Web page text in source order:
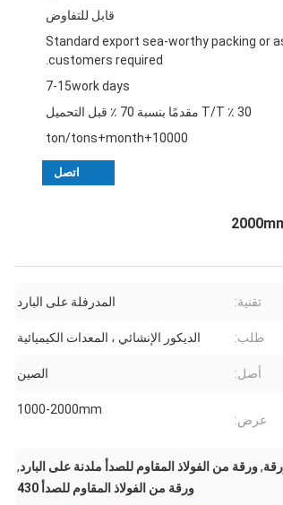
قابل للتفاوض
Standard export sea-worthy packing or
customers required.
7-15work days
30 ٪ T/T مقدمًا بنسبة 70 ٪ قبل التحميل
10000+ton/tons+month
اتصل
تقنية: المدرفلة على البارد
طلب: الديكور الإنشائي ، المعدات الكيميائية
أصل: الصين
عرض:
1000-2000mm
,ورقة من الفولاذ المقاوم للصدأ ملدنة على البارد,
ورقة من الفولاذ المقاوم للصدأ 430